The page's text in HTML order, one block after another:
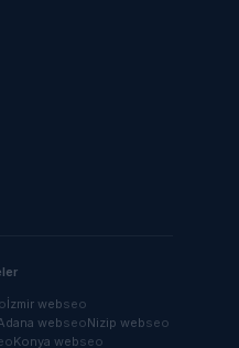
İzmir webseo
webseoNizip webseo
Konya webseo